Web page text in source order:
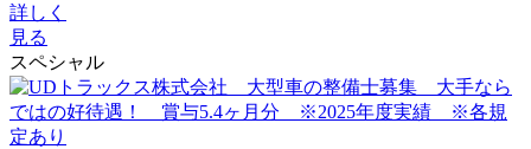
詳しく
見る
スペシャル